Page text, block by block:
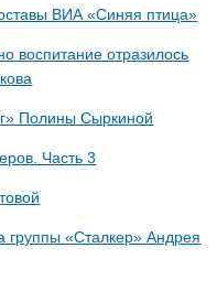
ВИА «Синяя птица»
воспитание отразилось
Полины Сыркиной
Часть 3
группы «Сталкер» Андрея